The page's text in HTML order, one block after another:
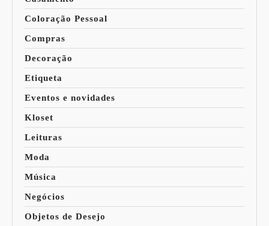
Coloração Pessoal
Compras
Decoração
Etiqueta
Eventos e novidades
Kloset
Leituras
Moda
Música
Negócios
Objetos de Desejo